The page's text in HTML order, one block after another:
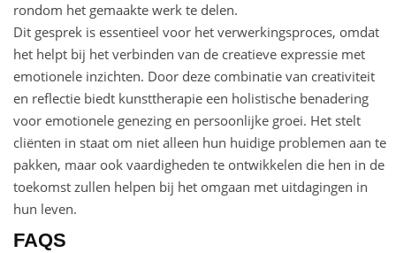
rondom het gemaakte werk te delen.
Dit gesprek is essentieel voor het verwerkingsproces, omdat
het helpt bij het verbinden van de creatieve expressie met
emotionele inzichten. Door deze combinatie van creativiteit
en reflectie biedt kunsttherapie een holistische benadering
voor emotionele genezing en persoonlijke groei. Het stelt
cliënten in staat om niet alleen hun huidige problemen aan te
pakken, maar ook vaardigheden te ontwikkelen die hen in de
toekomst zullen helpen bij het omgaan met uitdagingen in
hun leven.
FAQS